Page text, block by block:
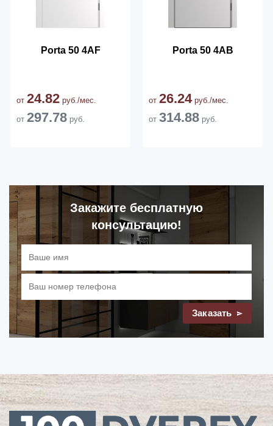
Porta 50 4AF
от 24.82 руб./мес.
от 297.78 руб.
Porta 50 4AB
от 26.24руб./мес.
от 314.88 руб.
Закажите бесплатную
консультацию!
Заказать